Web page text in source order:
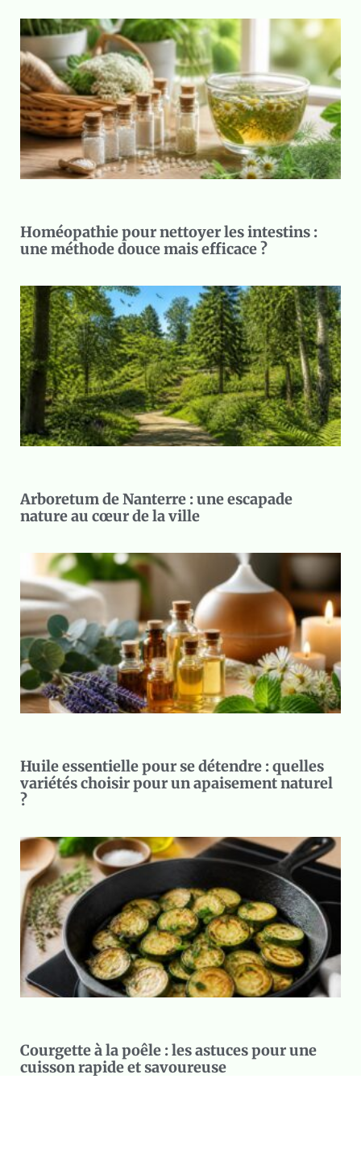
Homéopathie pour nettoyer les intestins :
une méthode douce mais efficace ?
Arboretum de Nanterre : une escapade
nature au cœur de la ville
Huile essentielle pour se détendre : quelles
variétés choisir pour un apaisement naturel
?
Courgette à la poêle : les astuces pour une
cuisson rapide et savoureuse